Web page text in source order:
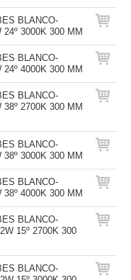
BLANCO-
3000K 300 MM
BLANCO-
4000K 300 MM
BLANCO-
2700K 300 MM
BLANCO-
3000K 300 MM
BLANCO-
4000K 300 MM
BLANCO-
15º 2700K 300
BLANCO-